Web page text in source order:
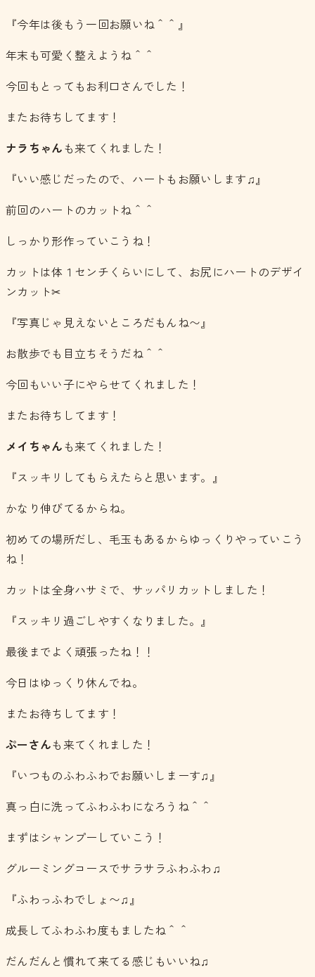
『今年は後もう一回お願いね＾＾』
年末も可愛く整えようね＾＾
今回もとってもお利口さんでした！
またお待ちしてます！
ナラちゃんも来てくれました！
『いい感じだったので、ハートもお願いします♫』
前回のハートのカットね＾＾
しっかり形作っていこうね！
カットは体１センチくらいにして、お尻にハートのデザイ
ンカット✂︎
『写真じゃ見えないところだもんね〜』
お散歩でも目立ちそうだね＾＾
今回もいい子にやらせてくれました！
またお待ちしてます！
メイちゃんも来てくれました！
『スッキリしてもらえたらと思います。』
かなり伸びてるからね。
初めての場所だし、毛玉もあるからゆっくりやっていこう
ね！
カットは全身ハサミで、サッパリカットしました！
『スッキリ過ごしやすくなりました。』
最後までよく頑張ったね！！
今日はゆっくり休んでね。
またお待ちしてます！
ぷーさんも来てくれました！
『いつものふわふわでお願いしまーす♫』
真っ白に洗ってふわふわになろうね＾＾
まずはシャンプーしていこう！
グルーミングコースでサラサラふわふわ♫
『ふわっふわでしょ〜♫』
成長してふわふわ度もましたね＾＾
だんだんと慣れて来てる感じもいいね♫